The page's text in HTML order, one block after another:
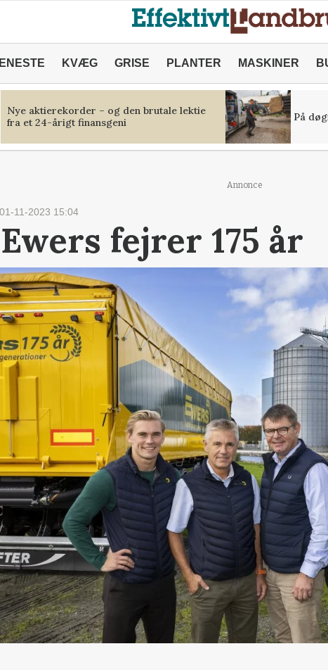
KVÆG GRISE PLANTER MASKINER
Nye aktierekorder – og den brutale lektie
fra et 24-årigt finansgeni
På
Annonce
01-11-2023 15:04
fejrer 175 år